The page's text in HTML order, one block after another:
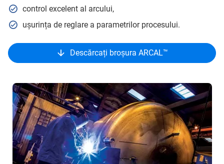
control excelent al arcului,
ușurința de reglare a parametrilor procesului.
Descărcați broșura ARCAL™